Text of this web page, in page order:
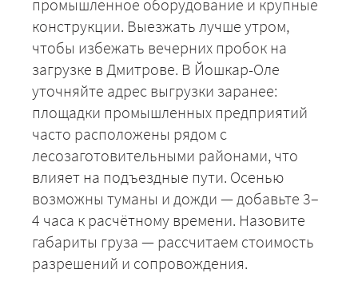
промышленное оборудование и крупные
конструкции. Выезжать лучше утром,
чтобы избежать вечерних пробок на
загрузке в Дмитрове. В Йошкар-Оле
уточняйте адрес выгрузки заранее:
площадки промышленных предприятий
часто расположены рядом с
лесозаготовительными районами, что
влияет на подъездные пути. Осенью
возможны туманы и дожди — добавьте 3–
4 часа к расчётному времени. Назовите
габариты груза — рассчитаем стоимость
разрешений и сопровождения.
ЗАКАЗАТЬ